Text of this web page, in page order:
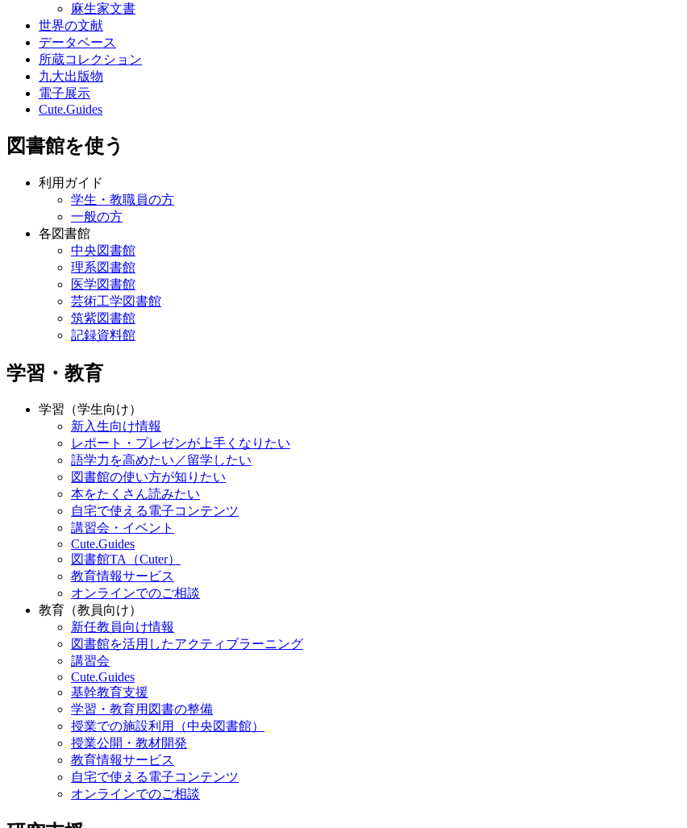
麻生家文書
世界の文献
データベース
所蔵コレクション
九大出版物
電子展示
Cute.Guides
図書館を使う
利用ガイド
学生・教職員の方
一般の方
各図書館
中央図書館
理系図書館
医学図書館
芸術工学図書館
筑紫図書館
記録資料館
学習・教育
学習（学生向け）
新入生向け情報
レポート・プレゼンが上手くなりたい
語学力を高めたい／留学したい
図書館の使い方が知りたい
本をたくさん読みたい
自宅で使える電子コンテンツ
講習会・イベント
Cute.Guides
図書館TA（Cuter）
教育情報サービス
オンラインでのご相談
教育（教員向け）
新任教員向け情報
図書館を活用したアクティブラーニング
講習会
Cute.Guides
基幹教育支援
学習・教育用図書の整備
授業での施設利用（中央図書館）
授業公開・教材開発
教育情報サービス
自宅で使える電子コンテンツ
オンラインでのご相談